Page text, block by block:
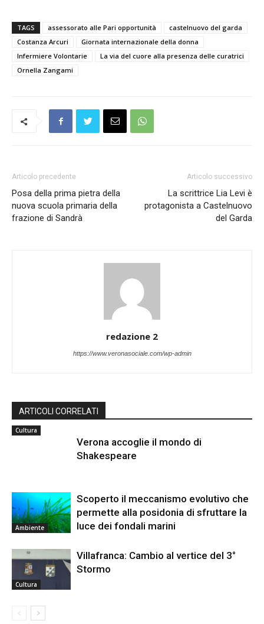
TAGS assessorato alle Pari opportunità
castelnuovo del garda
Costanza Arcuri
Giornata internazionale della donna
Infermiere Volontarie
La via del cuore alla presenza delle curatrici
Ornella Zangami
Articolo precedente
Posa della prima pietra della
nuova scuola primaria della
frazione di Sandrà
Articolo successivo
La scrittrice Lia Levi è
protagonista a Castelnuovo
del Garda
redazione 2
https://www.veronasociale.com/wp-admin
ARTICOLI CORRELATI
Cultura
Verona accoglie il mondo di
Shakespeare
Ambiente
Scoperto il meccanismo evolutivo che
permette alla posidonia di sfruttare la
luce dei fondali marini
Cultura
Villafranca: Cambio al vertice del 3°
Stormo